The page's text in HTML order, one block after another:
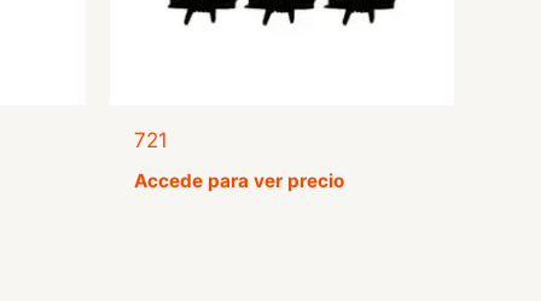
721
Accede para ver precio